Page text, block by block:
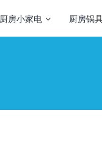
厨房小家电 厨房锅